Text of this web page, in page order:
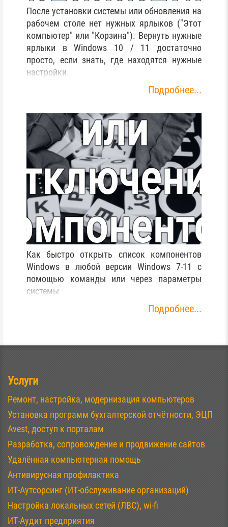
стол
Windows
11/10
После установки системы или обновления на
рабочем столе нет нужных ярлыков ("Этот
компьютер" или "Корзина"). Вернуть нужные
ярлыки в Windows 10 / 11 достаточно
просто, если знать, где находятся нужные
настройки.
Подробнее...
Включение
или
отключение
в Windows
Как быстро открыть список компонентов
Windows в любой версии Windows 7-11 с
помощью команды или через параметры
системы
Подробнее...
Услуги
Ремонт, настройка, модернизация компьютеров
Установка программ бухгалтерской отчётности, ЭЦП
Avest, доступ к порталам
Разработка, сопровождение и продвижение сайтов
Удалённая компьютерная помощь
Антивирусная профилактика
ИТ-Аутсорсинг (ИТ-обслуживание организаций)
Настройка локальных сетей (ЛВС), wi-fi
ИТ-Аудит предприятия